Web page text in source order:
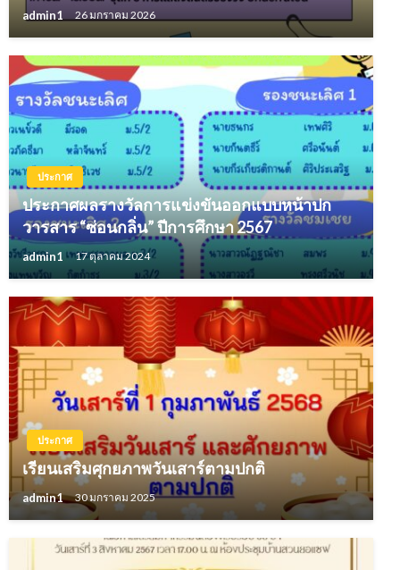
admin1 26 มกราคม 2026
ประกาศ
ประกาศผลรางวัลการแข่งขันออกแบบหน้าปก
วารสาร “ซ่อนกลิ่น” ปีการศึกษา 2567
admin1 17 ตุลาคม 2024
ประกาศ
เรียนเสริมศุกยภาพวันเสาร์ตามปกติ
admin1 30 มกราคม 2025